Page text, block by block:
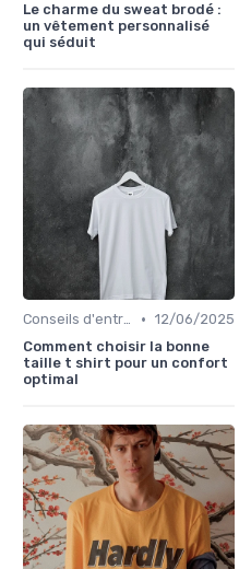
Le charme du sweat brodé :
un vêtement personnalisé
qui séduit
Conseils d'entretien éco • 12/06/2025
Comment choisir la bonne
taille t shirt pour un confort
optimal